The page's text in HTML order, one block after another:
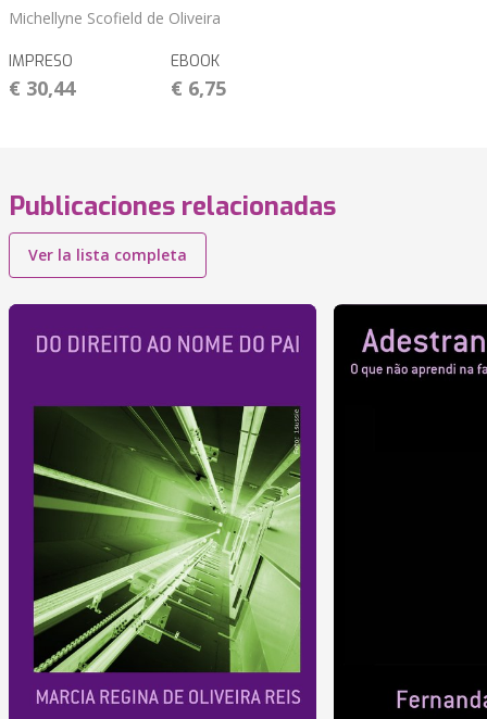
Michellyne Scofield de Oliveira
IMPRESO
€ 30,44
EBOOK
€ 6,75
Publicaciones relacionadas
Ver la lista completa